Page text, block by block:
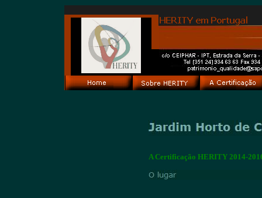
A Certificação HERITY 2014-